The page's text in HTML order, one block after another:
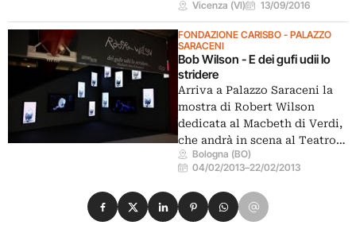
Vicenza (VI) 13/09/2016
FONDAZIONE CARISBO - PALAZZO
SARACENI
Bob Wilson - E dei gufi udii lo
stridere
Arriva a Palazzo Saraceni la
mostra di Robert Wilson
dedicata al Macbeth di Verdi,
che andrà in scena al Teatro…
Bologna (BO)
04/02/2013–22/02/2013
Condividi su Facebook
Condividi su X
Condividi su LinkedIn
Condividi su Pinterest
Condividi su WhatsApp
Condividi su Email